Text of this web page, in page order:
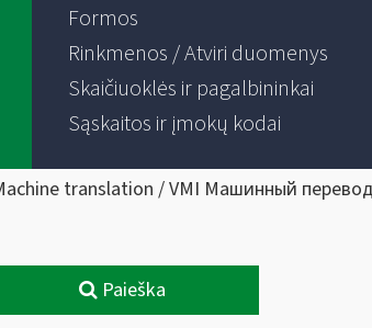
Formos
Rinkmenos / Atviri duomenys
Skaičiuoklės ir pagalbininkai
Sąskaitos ir įmokų kodai
translation / VMI Машинный
Paieška